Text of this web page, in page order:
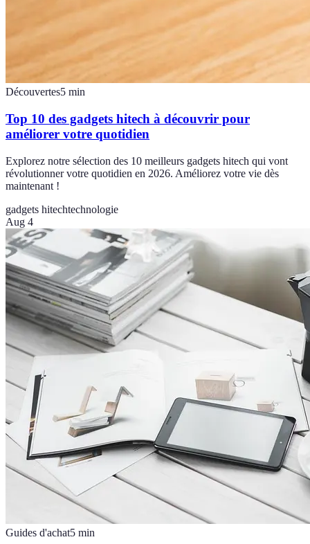
Découvertes5 min
Top 10 des gadgets hitech à découvrir pour
améliorer votre quotidien
Explorez notre sélection des 10 meilleurs gadgets hitech qui vont
révolutionner votre quotidien en 2026. Améliorez votre vie dès
maintenant !
gadgets hitechtechnologie
Aug 4
Guides d'achat5 min